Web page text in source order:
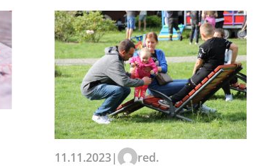
11.11.2023| red.